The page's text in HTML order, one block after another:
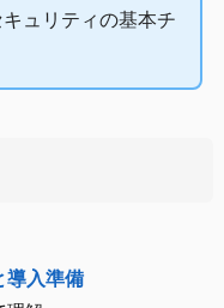
ュリティの基本チ
導入準備